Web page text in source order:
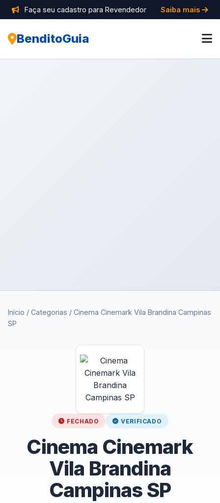
Faça seu cadastro para Revendedor Saiba mais
BenditoGuia
Início / Categorias / Cinema Cinemark Vila Brandina Campinas
SP
FECHADO VERIFICADO
Cinema Cinemark
Vila Brandina
Campinas SP